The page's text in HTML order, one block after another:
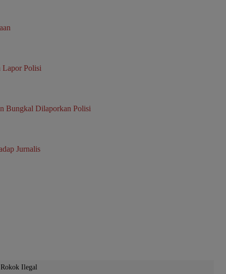
Lapor Polisi
Bungkal Dilaporkan Polisi
Jurnalis
Ilegal